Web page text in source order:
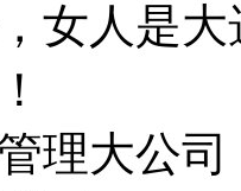
女人是
理大公